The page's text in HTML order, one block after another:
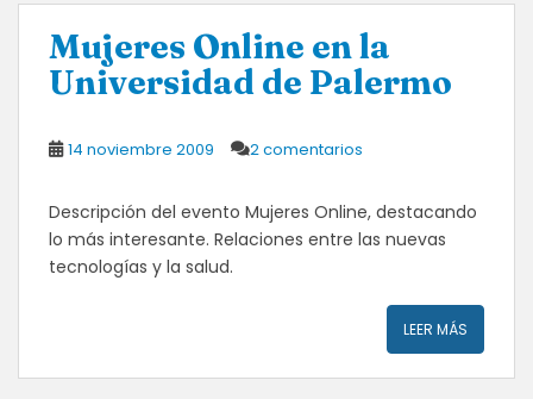
Mujeres Online en la
Universidad de Palermo
14 noviembre 2009 2 comentarios
Descripción del evento Mujeres Online, destacando
lo más interesante. Relaciones entre las nuevas
tecnologías y la salud.
LEER MÁS